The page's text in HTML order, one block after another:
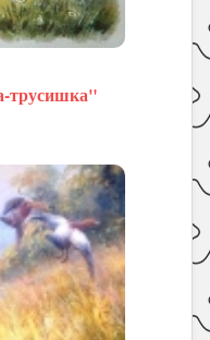
трусишка"